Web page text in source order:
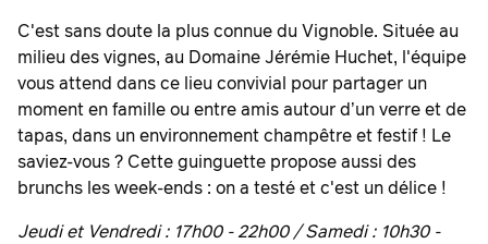
C'est sans doute la plus connue du Vignoble. Située au
milieu des vignes, au Domaine Jérémie Huchet, l'équipe
vous attend dans ce lieu convivial pour partager un
moment en famille ou entre amis autour d’un verre et de
tapas, dans un environnement champêtre et festif ! Le
saviez-vous ? Cette guinguette propose aussi des
brunchs les week-ends : on a testé et c'est un délice !
Jeudi et Vendredi : 17h00 - 22h00 /Samedi : 10h30 -